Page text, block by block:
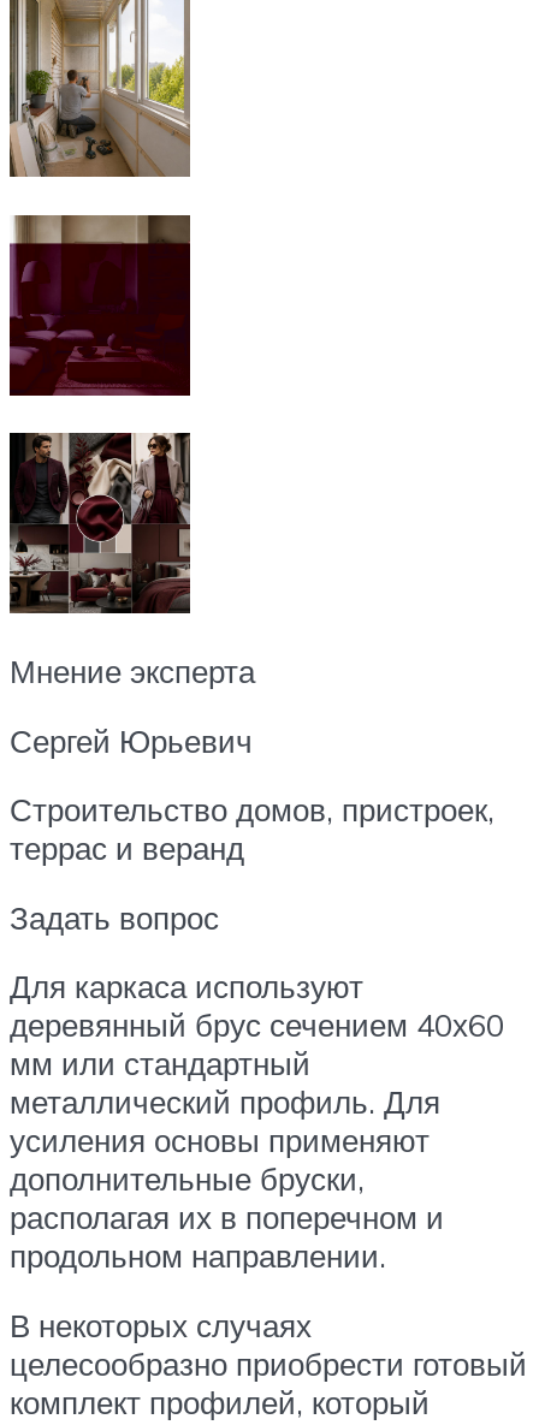
Мнение эксперта
Сергей Юрьевич
Строительство домов, пристроек,
террас и веранд
Задать вопрос
Для каркаса используют
деревянный брус сечением 40х60
мм или стандартный
металлический профиль. Для
усиления основы применяют
дополнительные бруски,
располагая их в поперечном и
продольном направлении.
В некоторых случаях
целесообразно приобрести готовый
комплект профилей, который